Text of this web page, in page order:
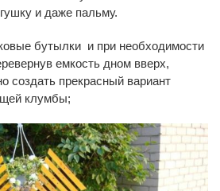
и даже пальму.
бутылки и при необходимости
емкость дном вверх,
создать прекрасный вариант
клумбы;